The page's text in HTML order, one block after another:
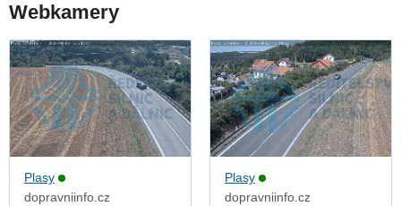
Webkamery
Plasy
dopravniinfo.cz
Plasy
dopravniinfo.cz